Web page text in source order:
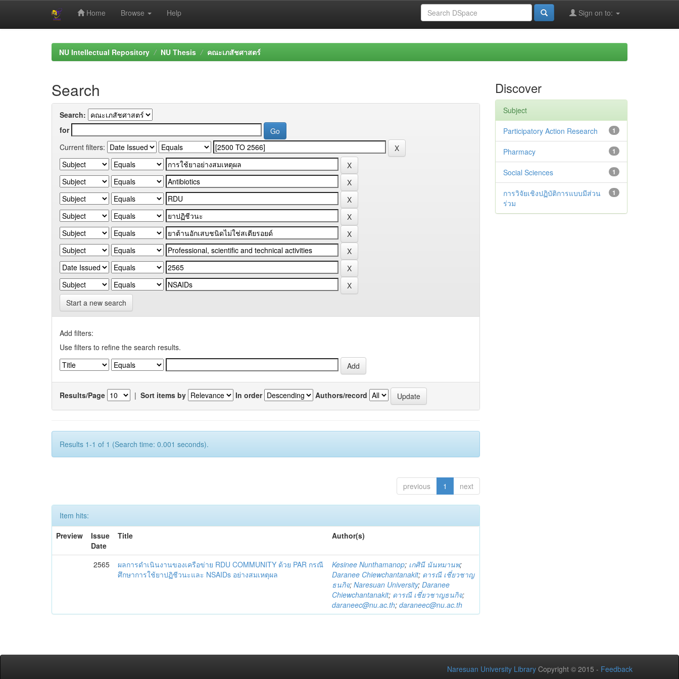
Home Browse Help Sign on to:
NU Intellectual Repository NU Thesis คณะเภสัชศาสตร์
Search
Search:
for
Current filters:
Start a new search
Add filters:
Use filters to refine the search results.
Results/Page | Sort items by In order Authors/record
Results 1-1 of 1 (Search time: 0.001 seconds).
previous 1 next
Item hits:
Preview
Issue
Date
Title Author(s)
2565
ผลการดำเนินงานของเครือข่าย RDU COMMUNITY ด้วย PAR กรณี
ศึกษาการใช้ยาปฏิชีวนะและ NSAIDs อย่างสมเหตุผล
Kesinee Nunthamanop; เกศินี นันทมานพ;
Daranee Chiewchantanakit; ดารณี เชี่ยวชาญ
ธนกิจ;Naresuan University;Daranee
Chiewchantanakit; ดารณี เชี่ยวชาญธนกิจ;
daraneec@nu.ac.th;daraneec@nu.ac.th
Discover
Subject
1
Participatory Action Research
1
Pharmacy
1
Social Sciences
1
การวิจัยเชิงปฏิบัติการแบบมีส่วน
ร่วม
Naresuan University Library Copyright © 2015 - Feedback